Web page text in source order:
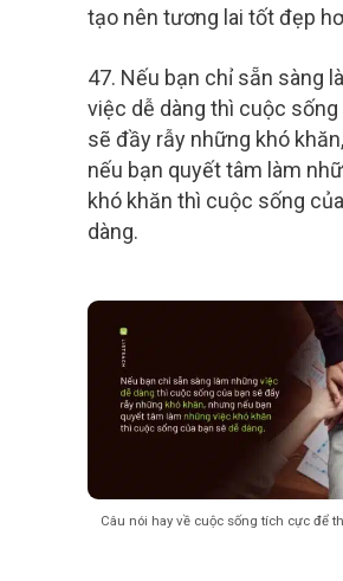
tạo nên tương lai tốt đẹp
47. Nếu bạn chỉ sẵn sàng
việc dễ dàng thì cuộc sống
sẽ đầy rẫy những khó
nếu bạn quyết tâm làm
khó khăn thì cuộc sống
dàng.
Câu nói hay về cuộc sống tích cực để